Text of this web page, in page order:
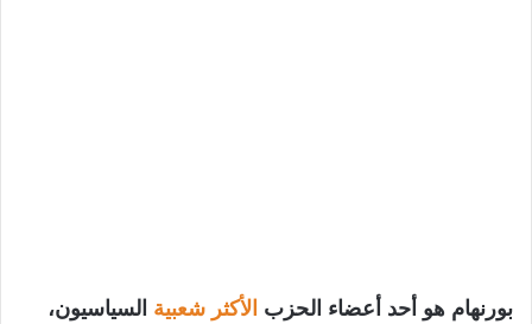
بورنهام هو أحد أعضاء الحزب الأكثر شعبية السياسيون،